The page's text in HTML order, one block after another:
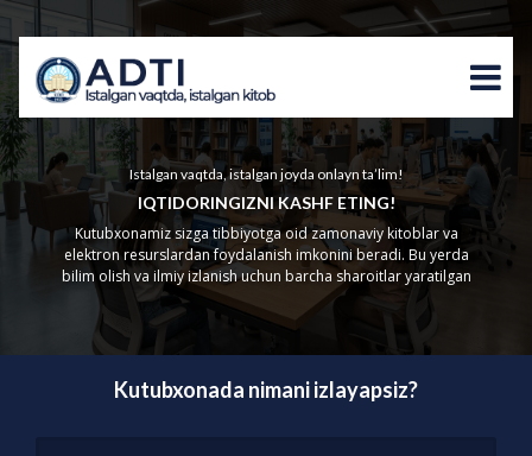
Istalgan vaqtda, istalgan joyda onlayn ta’lim!
IQTIDORINGIZNI KASHF ETING!
Kutubxonamiz sizga tibbiyotga oid zamonaviy kitoblar va
elektron resurslardan foydalanish imkonini beradi. Bu yerda
bilim olish va ilmiy izlanish uchun barcha sharoitlar yaratilgan
Kutubxonada nimani izlayapsiz?